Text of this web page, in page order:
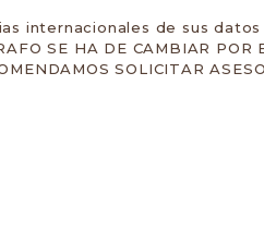
internacionales de sus
SE HA DE CAMBIAR POR
SOLICITAR